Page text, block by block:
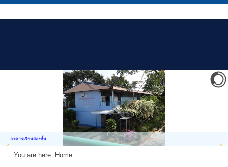
อาคารเรียนสองชั้น
You are here: Home